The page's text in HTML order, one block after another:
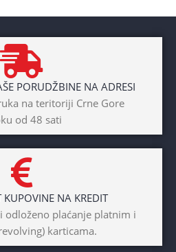
PORUDŽBINE NA ADRESI
na teritoriji Crne Gore
od 48 sati
NA KREDIT
odloženo plaćanje platnim i
karticama.